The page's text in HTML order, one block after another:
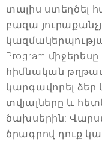
տալիս ստեղծել
բազա
Program
հիմնական
կարգավորել ձեր
տվյալները և
ծախսերին:
ծրագրով դուք